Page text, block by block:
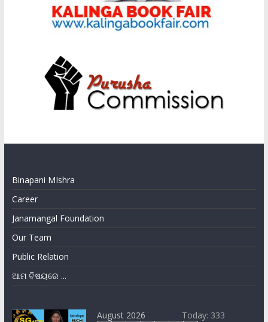
Binapani MIshra
Career
Janamangal Foundation
Our Team
Public Relation
ଆମ ବିଷୟରେ ...
August 2026
Today: 333